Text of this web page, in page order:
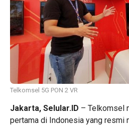
Telkomsel 5G PON 2 VR
Jakarta, Selular.ID – Telkomsel
pertama di Indonesia yang resmi